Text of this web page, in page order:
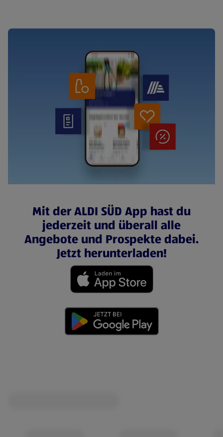
Mit der ALDI SÜD App hast du
jederzeit und überall alle
Angebote und Prospekte dabei.
Jetzt herunterladen!